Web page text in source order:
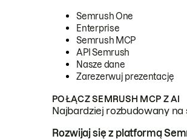
Semrush One
Enterprise
Semrush MCP
API Semrush
Nasze dane
Zarezerwuj prezentację
POŁĄCZ SEMRUSH MCP Z AI
Najbardziej rozbudowany
Rozwijaj się z platformą